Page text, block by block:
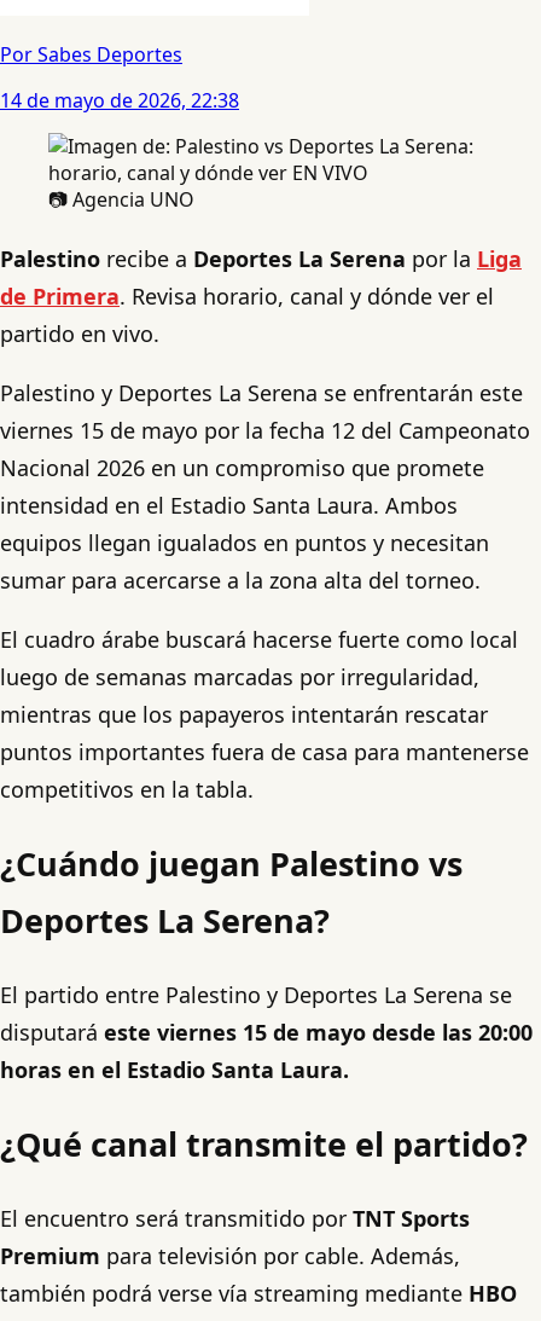
Por Sabes Deportes
14 de mayo de 2026, 22:38
📷 Agencia UNO
Palestino recibe a Deportes La Serena por la Liga
de Primera. Revisa horario, canal y dónde ver el
partido en vivo.
Palestino y Deportes La Serena se enfrentarán este
viernes 15 de mayo por la fecha 12 del Campeonato
Nacional 2026 en un compromiso que promete
intensidad en el Estadio Santa Laura. Ambos
equipos llegan igualados en puntos y necesitan
sumar para acercarse a la zona alta del torneo.
El cuadro árabe buscará hacerse fuerte como local
luego de semanas marcadas por irregularidad,
mientras que los papayeros intentarán rescatar
puntos importantes fuera de casa para mantenerse
competitivos en la tabla.
¿Cuándo juegan Palestino vs
Deportes La Serena?
El partido entre Palestino y Deportes La Serena se
disputará este viernes 15 de mayo desde las 20:00
horas en el Estadio Santa Laura.
¿Qué canal transmite el partido?
El encuentro será transmitido por TNT Sports
Premium para televisión por cable. Además,
también podrá verse vía streaming mediante HBO